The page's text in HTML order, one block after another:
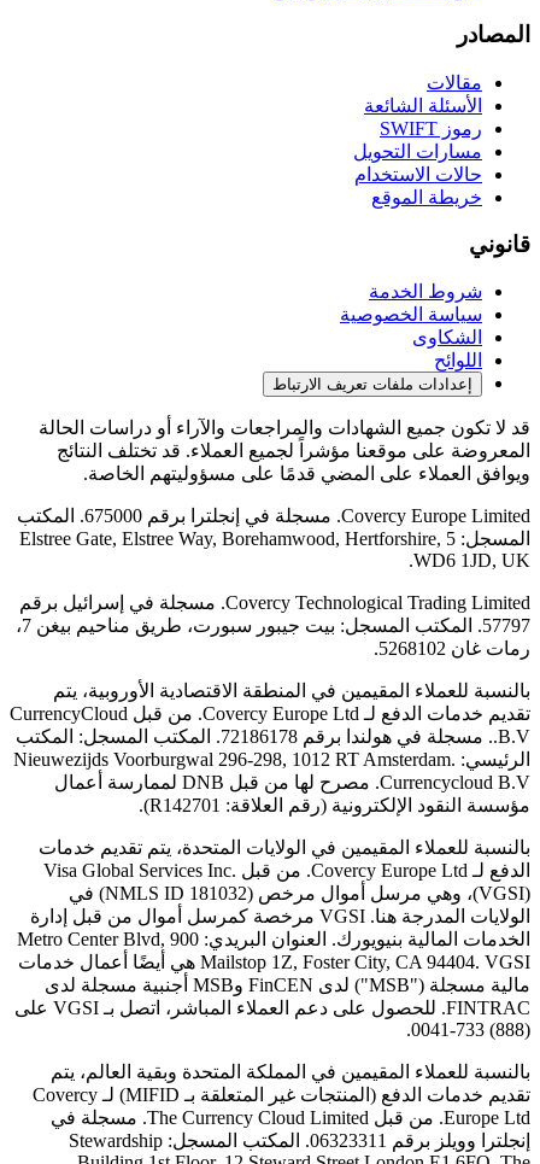
المصادر
مقالات
الأسئلة الشائعة
رموز SWIFT
مسارات التحويل
حالات الاستخدام
خريطة الموقع
قانوني
شروط الخدمة
سياسة الخصوصية
الشكاوى
اللوائح
إعدادات ملفات تعريف الارتباط
قد لا تكون جميع الشهادات والمراجعات والآراء أو دراسات الحالة
المعروضة على موقعنا مؤشراً لجميع العملاء. قد تختلف النتائج
ويوافق العملاء على المضي قدمًا على مسؤوليتهم الخاصة.
Covercy Europe Limited. مسجلة في إنجلترا برقم 675000. المكتب
المسجل: 5 Elstree Gate, Elstree Way, Borehamwood, Hertforshire,
WD6 1JD, UK.
Covercy Technological Trading Limited. مسجلة في إسرائيل برقم
57797. المكتب المسجل: بيت جيبور سبورت، طريق مناحيم بيغن 7،
رمات غان 5268102.
بالنسبة للعملاء المقيمين في المنطقة الاقتصادية الأوروبية، يتم
تقديم خدمات الدفع لـ Covercy Europe Ltd. من قبل CurrencyCloud
B.V.. مسجلة في هولندا برقم 72186178. المكتب المسجل: المكتب
الرئيسي: Nieuwezijds Voorburgwal 296-298, 1012 RT Amsterdam.
Currencycloud B.V. مصرح لها من قبل DNB لممارسة أعمال
مؤسسة النقود الإلكترونية (رقم العلاقة: R142701).
بالنسبة للعملاء المقيمين في الولايات المتحدة، يتم تقديم خدمات
الدفع لـ Covercy Europe Ltd. من قبل Visa Global Services Inc.
(VGSI)، وهي مرسل أموال مرخص (NMLS ID 181032) في
الولايات المدرجة هنا. VGSI مرخصة كمرسل أموال من قبل إدارة
الخدمات المالية بنيويورك. العنوان البريدي: 900 Metro Center Blvd,
Mailstop 1Z, Foster City, CA 94404. VGSI هي أيضًا أعمال خدمات
مالية مسجلة ("MSB") لدى FinCEN وMSB أجنبية مسجلة لدى
FINTRAC. للحصول على دعم العملاء المباشر، اتصل بـ VGSI على
(888) 733-0041.
بالنسبة للعملاء المقيمين في المملكة المتحدة وبقية العالم، يتم
تقديم خدمات الدفع (المنتجات غير المتعلقة بـ MIFID) لـ Covercy
Europe Ltd. من قبل The Currency Cloud Limited. مسجلة في
إنجلترا وويلز برقم 06323311. المكتب المسجل: Stewardship